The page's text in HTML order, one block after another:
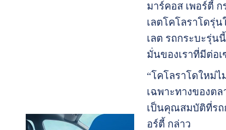
มาร์คอส เพอร์ตี้ ก
เลตโคโลราโดรุ่
เลต รถกระบะรุ่น
มั่นของเราที่มีต่อ
“โคโลราโดใหม่
เฉพาะทางของต
เป็นคุณสมบัติที่รถ
อร์ตี้ กล่าว